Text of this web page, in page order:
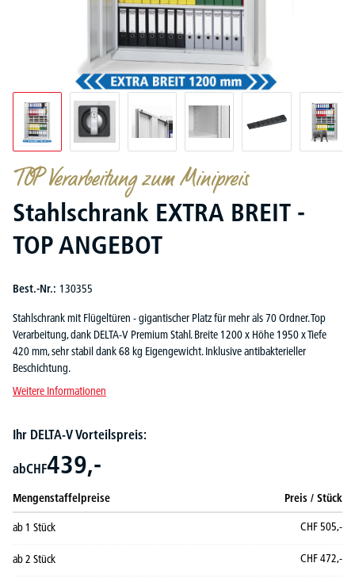
TOP Verarbeitung zum Minipreis
Stahlschrank EXTRA BREIT -
TOP ANGEBOT
Best.-Nr.: 130355
Stahlschrank mit Flügeltüren - gigantischer Platz für mehr als 70 Ordner. Top
Verarbeitung, dank DELTA-V Premium Stahl. Breite 1200 x Höhe 1950 x Tiefe
420 mm, sehr stabil dank 68 kg Eigengewicht. Inklusive antibakterieller
Beschichtung.
Weitere Informationen
Ihr DELTA-V Vorteilspreis:
abCHF439,-
Mengenstaffelpreise Preis / Stück
ab 1 Stück CHF 505,-
ab2 Stück CHF472,-